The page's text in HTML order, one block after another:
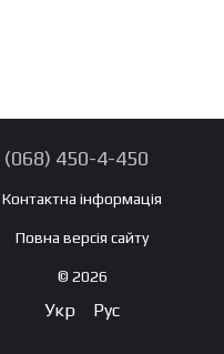
(068) 450-4-450
Контактна інформація
Повна версія сайту
© 2026
Укр Рус